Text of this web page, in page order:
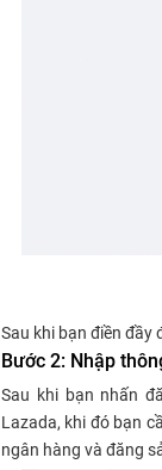
Sau khi bạn điền đầy
Bước 2: Nhập
Sau khi bạn nhấn
Lazada, khi đó bạn
ngân hàng và đăng